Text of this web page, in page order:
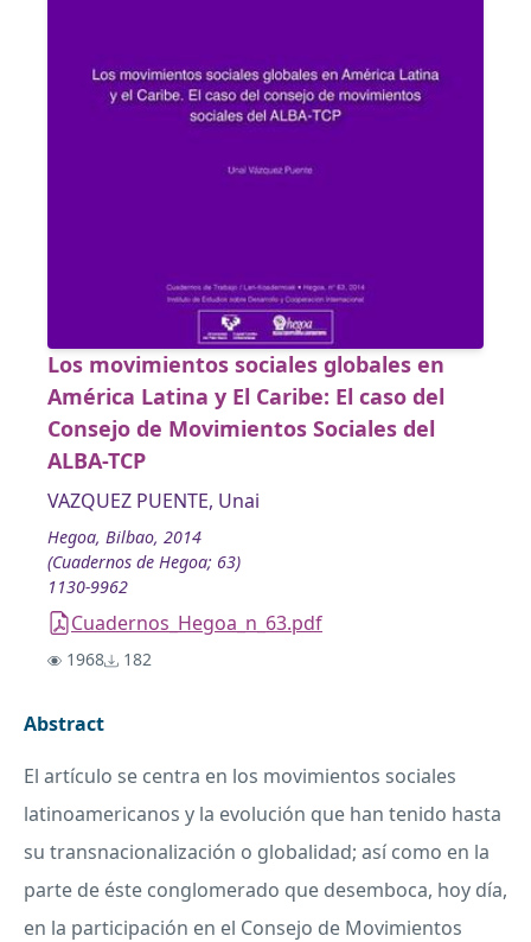
Los movimientos sociales globales en
América Latina y El Caribe: El caso del
Consejo de Movimientos Sociales del
ALBA-TCP
VAZQUEZ PUENTE, Unai
Hegoa, Bilbao, 2014
(Cuadernos de Hegoa; 63)
1130-9962
Cuadernos_Hegoa_n_63.pdf
1968 182
Abstract
El artículo se centra en los movimientos sociales
latinoamericanos y la evolución que han tenido hasta
su transnacionalización o globalidad; así como en la
parte de éste conglomerado que desemboca, hoy día,
en la participación en el Consejo de Movimientos